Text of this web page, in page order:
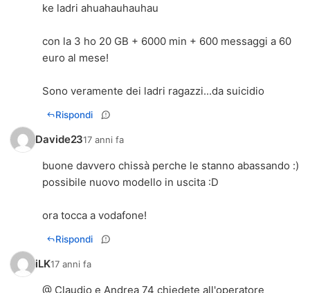
ke ladri ahuahauhauhau
con la 3 ho 20 GB + 6000 min + 600 messaggi a 60
euro al mese!
Sono veramente dei ladri ragazzi...da suicidio
Rispondi
Davide2317 anni fa
buone davvero chissà perche le stanno abassando :)
possibile nuovo modello in uscita :D
ora tocca a vodafone!
Rispondi
iLK17 anni fa
@ Claudio e Andrea 74 chiedete all'operatore